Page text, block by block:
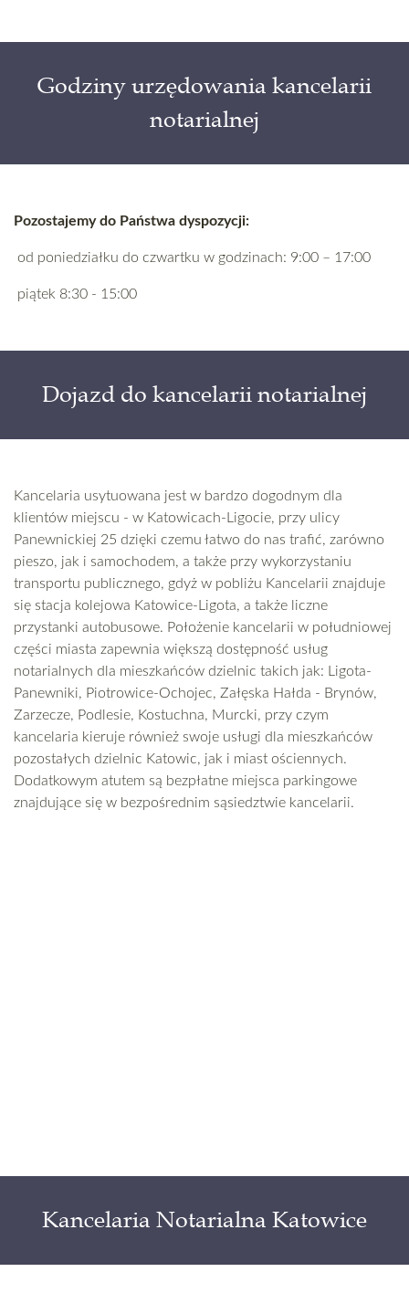
Godziny urzędowania kancelarii
notarialnej
Pozostajemy do Państwa dyspozycji:
od poniedziałku do czwartku w godzinach: 9:00 – 17:00
piątek 8:30 - 15:00
Dojazd do kancelarii notarialnej
Kancelaria usytuowana jest w bardzo dogodnym dla
klientów miejscu - w Katowicach-Ligocie, przy ulicy
Panewnickiej 25 dzięki czemu łatwo do nas trafić, zarówno
pieszo, jak i samochodem, a także przy wykorzystaniu
transportu publicznego, gdyż w pobliżu Kancelarii znajduje
się stacja kolejowa Katowice-Ligota, a także liczne
przystanki autobusowe. Położenie kancelarii w południowej
części miasta zapewnia większą dostępność usług
notarialnych dla mieszkańców dzielnic takich jak: Ligota-
Panewniki, Piotrowice-Ochojec, Załęska Hałda - Brynów,
Zarzecze, Podlesie, Kostuchna, Murcki, przy czym
kancelaria kieruje również swoje usługi dla mieszkańców
pozostałych dzielnic Katowic, jak i miast ościennych.
Dodatkowym atutem są bezpłatne miejsca parkingowe
znajdujące się w bezpośrednim sąsiedztwie kancelarii.
Kancelaria Notarialna Katowice